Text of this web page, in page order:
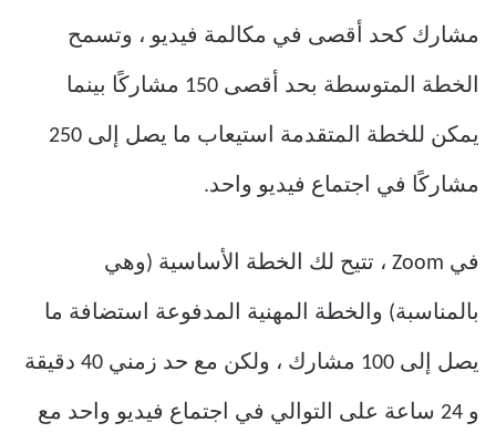
مشارك كحد أقصى في مكالمة فيديو ، وتسمح
الخطة المتوسطة بحد أقصى 150 مشاركًا بينما
يمكن للخطة المتقدمة استيعاب ما يصل إلى 250
مشاركًا في اجتماع فيديو واحد.
في Zoom ، تتيح لك الخطة الأساسية (وهي
بالمناسبة) والخطة المهنية المدفوعة استضافة ما
يصل إلى 100 مشارك ، ولكن مع حد زمني 40 دقيقة
و 24 ساعة على التوالي في اجتماع فيديو واحد مع